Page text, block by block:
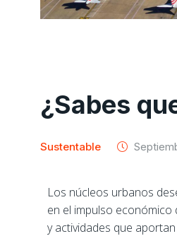
¿Sabes
Sustentable
Los núcleos urbanos
en el impulso económico
y actividades que